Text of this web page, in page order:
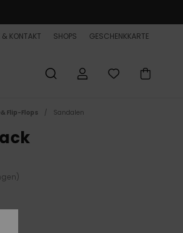
& KONTAKT SHOPS GESCHENKKARTE
Flip-Flops Sandalen